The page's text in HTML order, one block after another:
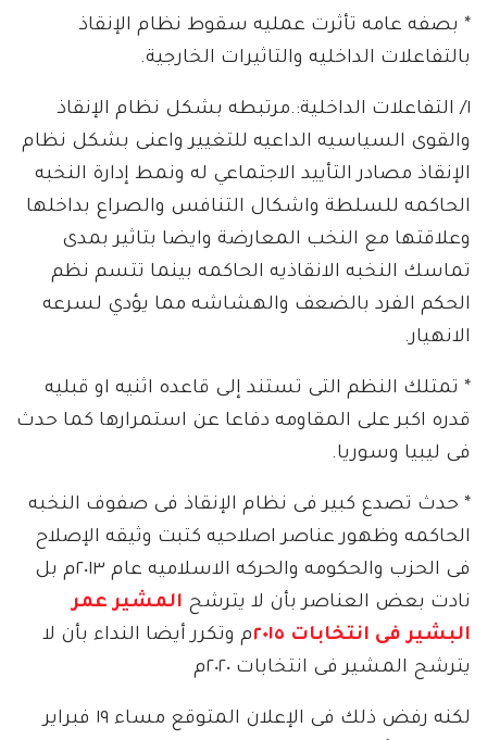
* بصفه عامه تأثرت عمليه سقوط نظام الإنقاذ
بالتفاعلات الداخليه والتاثيرات الخارجية.
١/ التفاعلات الداخلية:.مرتبطه بشكل نظام الإنقاذ
والقوى السياسيه الداعيه للتغيير واعنى بشكل نظام
الإنقاذ مصادر التأييد الاجتماعي له ونمط إدارة النخبه
الحاكمه للسلطة واشكال التنافس والصراع بداخلها
وعلاقتها مع النخب المعارضة وايضا بتاثير بمدى
تماسك النخبه الانقاذيه الحاكمه بينما تتسم نظم
الحكم الفرد بالضعف والهشاشه مما يؤدي لسرعه
الانهيار.
* تمتلك النظم التى تستند إلى قاعده اثنيه او قبليه
قدره اكبر على المقاومه دفاعا عن استمرارها كما حدث
فى ليبيا وسوريا.
* حدث تصدع كبير فى نظام الإنقاذ فى صفوف النخبه
الحاكمه وظهور عناصر اصلاحيه كتبت وثيقه الإصلاح
فى الحزب والحكومه والحركه الاسلاميه عام ٢٠١٣م بل
نادت بعض العناصر بأن لا يترشح المشير عمر
البشير فى انتخابات ٢٠١٥
م وتكرر أيضا النداء بأن لا
يترشح المشير فى انتخابات ٢٠٢٠م
لكنه رفض ذلك فى الإعلان المتوقع مساء ١٩ فبراير